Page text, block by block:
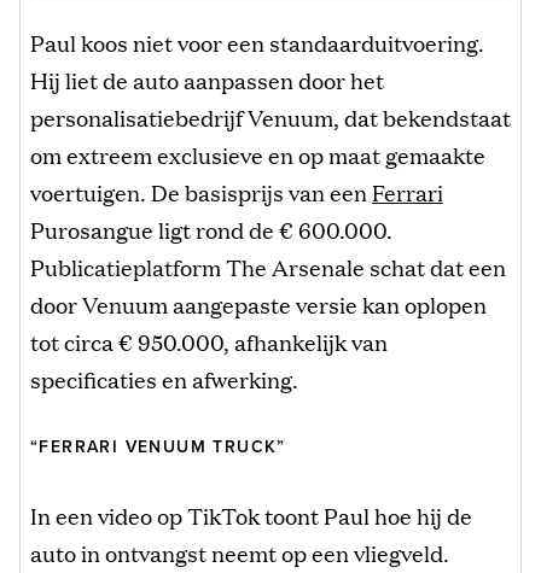
Paul koos niet voor een standaarduitvoering.
Hij liet de auto aanpassen door het
personalisatiebedrijf Venuum, dat bekendstaat
om extreem exclusieve en op maat gemaakte
voertuigen. De basisprijs van eenFerrari
Purosangue ligt rond de € 600.000.
Publicatieplatform The Arsenale schat dat een
door Venuum aangepaste versie kan oplopen
tot circa € 950.000, afhankelijk van
specificaties en afwerking.
“FERRARI VENUUM TRUCK”
In een video op TikTok toont Paul hoe hij de
auto in ontvangst neemt op een vliegveld.